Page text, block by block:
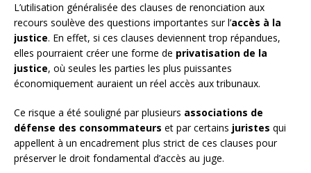
L’utilisation généralisée des clauses de renonciation aux
recours soulève des questions importantes sur l’accès à la
justice. En effet, si ces clauses deviennent trop répandues,
elles pourraient créer une forme de privatisation de la
justice, où seules les parties les plus puissantes
économiquement auraient un réel accès aux tribunaux.
Ce risque a été souligné par plusieurs associations de
défense des consommateurs et par certains juristes qui
appellent à un encadrement plus strict de ces clauses pour
préserver le droit fondamental d’accès au juge.